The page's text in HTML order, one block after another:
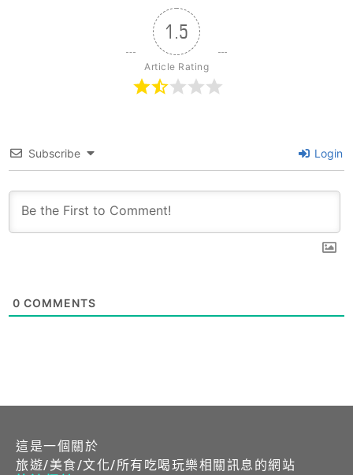
4.9分，超過千人評
價。1.5
Article Rating
Subscribe Login
0 COMMENTS
這是一個關於
旅遊/美食/文化/所有吃喝玩樂相關訊息的網站